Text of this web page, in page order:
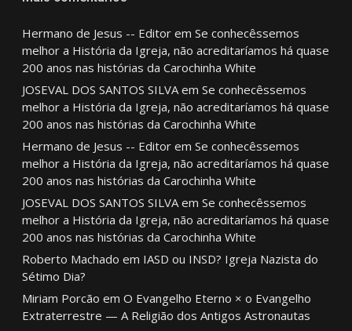
Hermano de Jesus -- Editorem Se conhecêssemos
melhor a História da Igreja, não acreditaríamos há quase
200 anos nas histórias da Carochinha White
JOSEVAL DOS SANTOS SILVAem Se conhecêssemos
melhor a História da Igreja, não acreditaríamos há quase
200 anos nas histórias da Carochinha White
Hermano de Jesus -- Editorem Se conhecêssemos
melhor a História da Igreja, não acreditaríamos há quase
200 anos nas histórias da Carochinha White
JOSEVAL DOS SANTOS SILVAem Se conhecêssemos
melhor a História da Igreja, não acreditaríamos há quase
200 anos nas histórias da Carochinha White
Roberto Machado em IASD ou INSD? Igreja Nazista do
Sétimo Dia?
Miriam Porcão em O Evangelho Eterno × o Evangelho
Extraterrestre — A Religião dos Antigos Astronautas